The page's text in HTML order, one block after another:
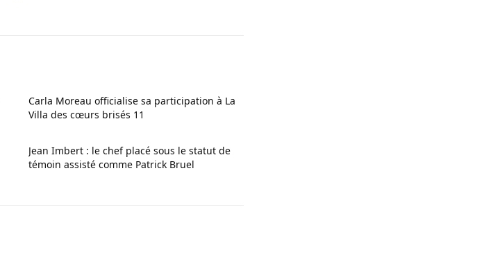
Carla Moreau officialise sa participation à La
Villa des cœurs brisés 11
Jean Imbert : le chef placé sous le statut de
témoin assisté comme Patrick Bruel